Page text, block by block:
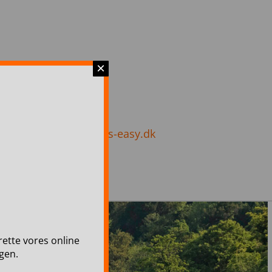
info@travels-easy.dk
vores online
×